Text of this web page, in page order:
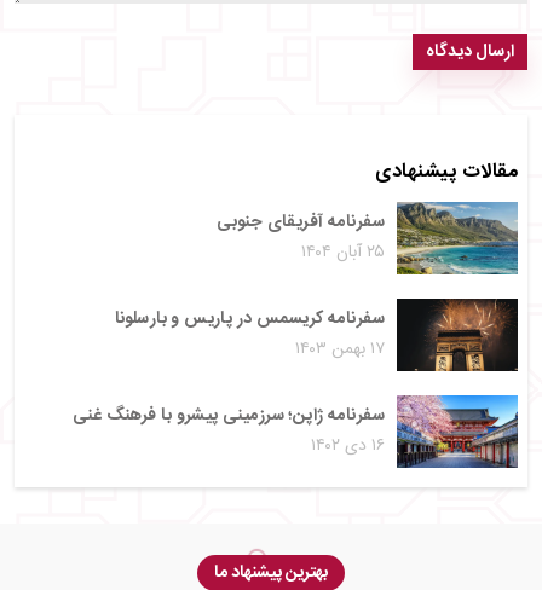
مقالات پیشنهادی
سفرنامه آفریقای جنوبی
۲۵ آبان ۱۴۰۴
سفرنامه کریسمس در پاریس و بارسلونا
۱۷ بهمن ۱۴۰۳
سفرنامه ژاپن؛ سرزمینی پیشرو با فرهنگ غنی
۱۶ دی ۱۴۰۲
ارسال دیدگاه
بهترین پیشنهاد ما